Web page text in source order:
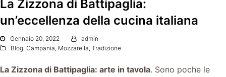
La Zizzona di Battipaglia:
un’eccellenza della cucina italiana
Gennaio 20, 2022
admin
Blog, Campania, Mozzarella, Tradizione
La Zizzona di Battipaglia: arte in tavola. Sono poche le